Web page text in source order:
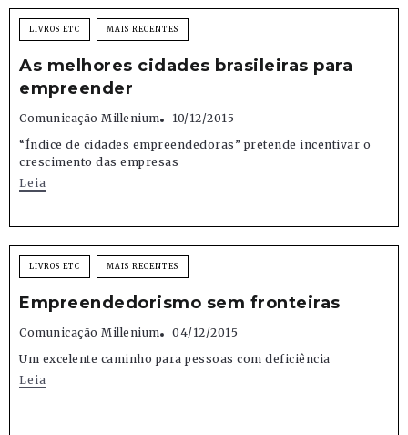
LIVROS ETC MAIS RECENTES
As melhores cidades brasileiras para
empreender
Comunicação Millenium
10/12/2015
“Índice de cidades empreendedoras” pretende incentivar o
crescimento das empresas
Leia
LIVROS ETC MAIS RECENTES
Empreendedorismo sem fronteiras
Comunicação Millenium
04/12/2015
Um excelente caminho para pessoas com deficiência
Leia